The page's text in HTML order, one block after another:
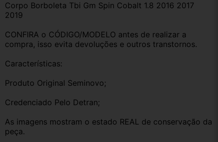
Corpo Borboleta Tbi Gm Spin Cobalt 1.8 2016 2017
2019
CONFIRA o CÓDIGO/MODELO antes de realizar a
compra, isso evita devoluções e outros transtornos.
Características:
Produto Original Seminovo;
Credenciado Pelo Detran;
As imagens mostram o estado REAL de conservação da
peça.